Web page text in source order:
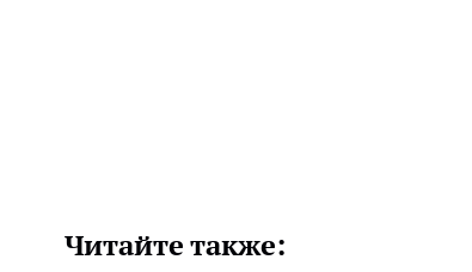
Читайте также: